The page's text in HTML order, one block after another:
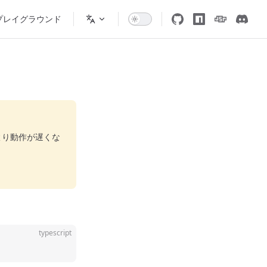
レイグラウンド
動作が遅くな
typescript